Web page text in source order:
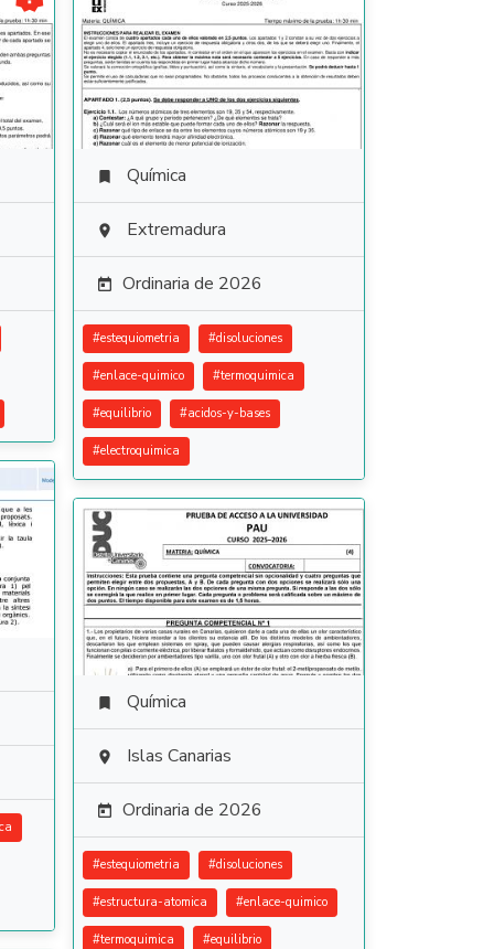
 Química
 Extremadura
 Ordinaria de 2026
#estequiometria #disoluciones
#enlace-quimico #termoquimica
#equilibrio #acidos-y-bases
#electroquimica
 Química
 Islas Canarias
 Ordinaria de 2026
#estequiometria #disoluciones
#estructura-atomica #enlace-quimico
#termoquimica #equilibrio